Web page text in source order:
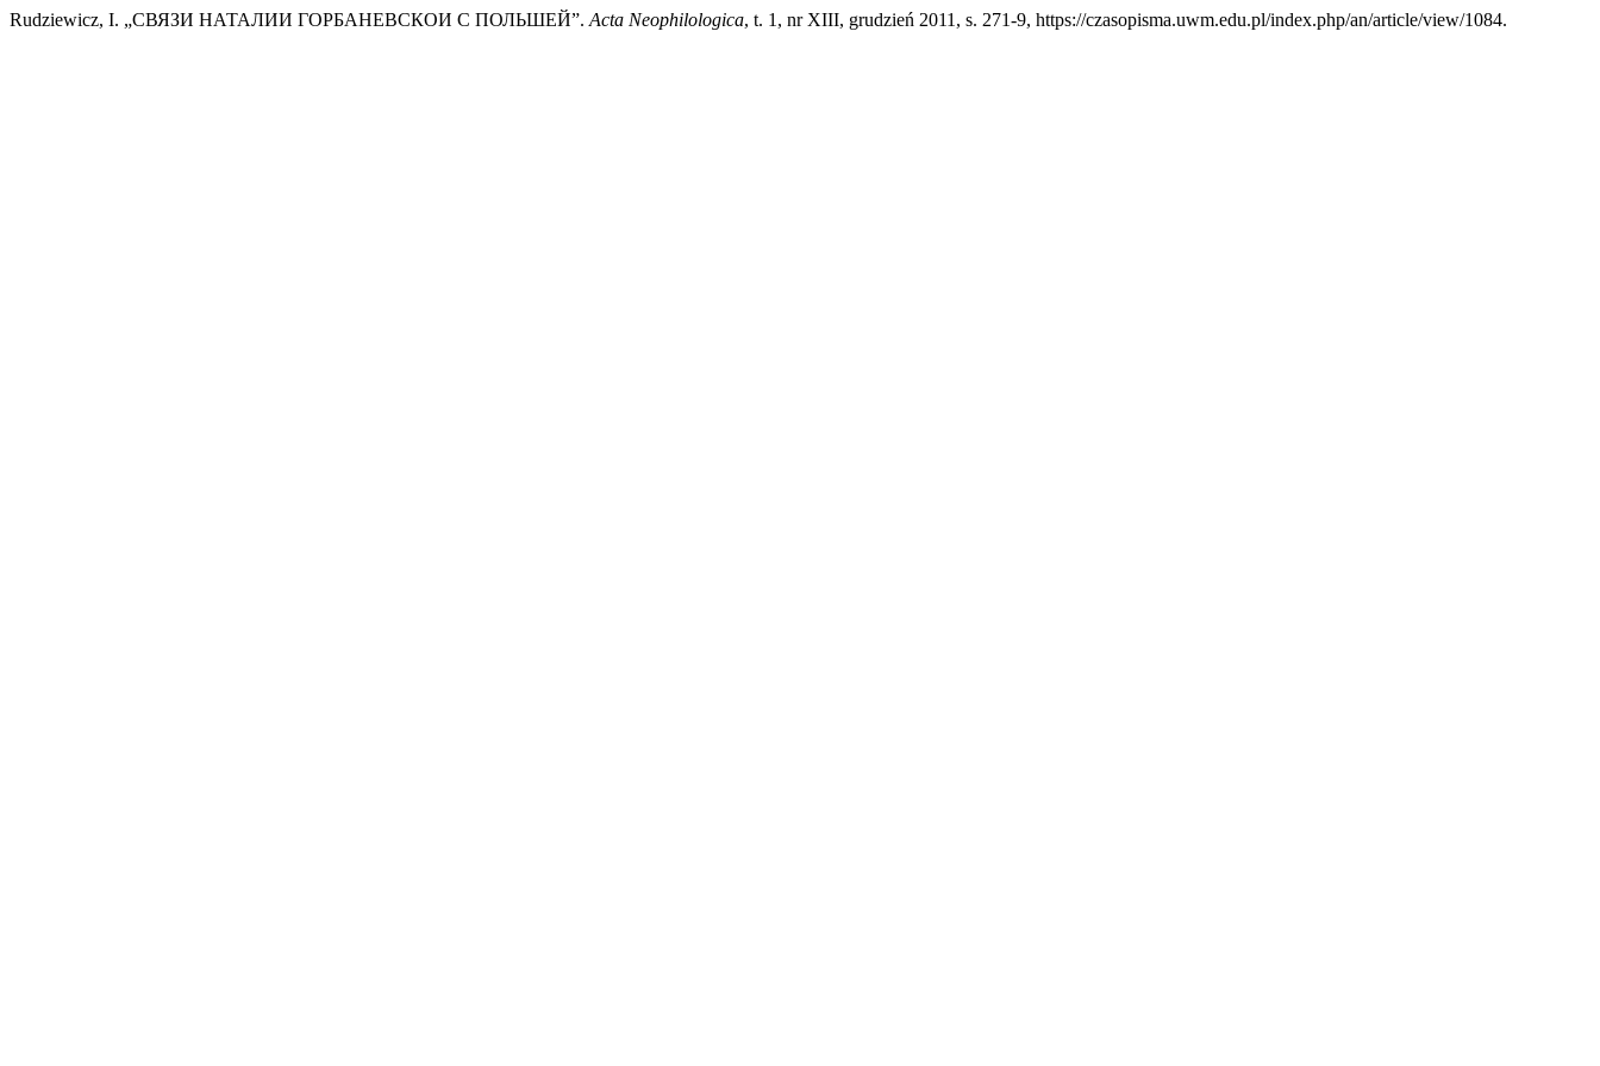
Rudziewicz, I. „СВЯЗИ НАТАЛИИ ГОРБАНЕВСКОИ С ПОЛЬШЕЙ”. Acta Neophilologica, t. 1, nr XIII, grudzień 2011, s. 271-9, https://czasopisma.uwm.edu.pl/index.php/an/article/view/1084.